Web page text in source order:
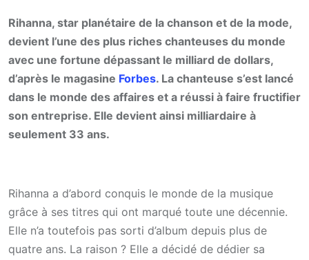
Rihanna, star planétaire de la chanson et de la mode,
devient l’une des plus riches chanteuses du monde
avec une fortune dépassant le milliard de dollars,
d’après le magasine Forbes. La chanteuse s’est lancé
dans le monde des affaires et a réussi à faire fructifier
son entreprise. Elle devient ainsi milliardaire à
seulement 33 ans.
Rihanna a d’abord conquis le monde de la musique
grâce à ses titres qui ont marqué toute une décennie.
Elle n’a toutefois pas sorti d’album depuis plus de
quatre ans. La raison ? Elle a décidé de dédier sa